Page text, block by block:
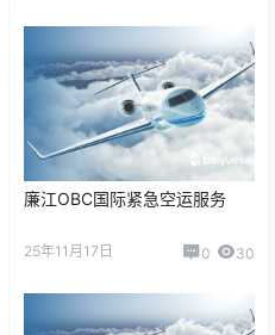
廉江OBC国际紧急空运服务
25年11月17日 0 30